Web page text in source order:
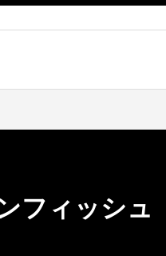
フィッシュ